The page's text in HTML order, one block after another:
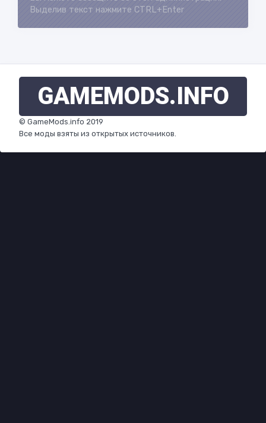
Выделив текст нажмите CTRL+Enter
GAMEMODS.INFO
© GameMods.info 2019
Все моды взяты из открытых источников.